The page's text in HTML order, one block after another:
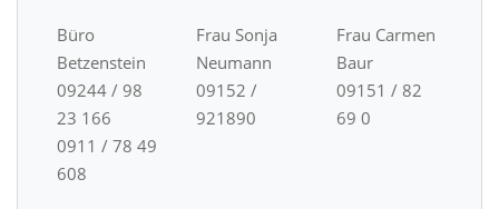
Büro
Betzenstein
09244 / 98
23 166
0911 / 78 49
608
Frau Sonja
Neumann
09152 /
921890
Frau Carmen
Baur
09151 / 82
69 0